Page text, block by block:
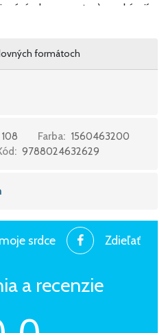
a hypersyntax) a nabízejí
pro budoucí četbu. Citujeme
zaujmout. Šimandlova práce je
celou řadu inovativních prvků.
učebnici, která má plnou
formátoch
108 Farba: 1560463200
9788024632629
srdce Zdieľať
a recenzie